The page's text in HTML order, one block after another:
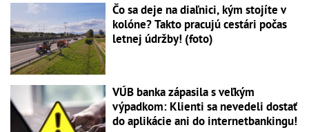
Čo sa deje na diaľnici, kým stojíte v
kolóne? Takto pracujú cestári počas
letnej údržby! (foto)
VÚB banka zápasila s veľkým
výpadkom: Klienti sa nevedeli dostať
do aplikácie ani do internetbankingu!